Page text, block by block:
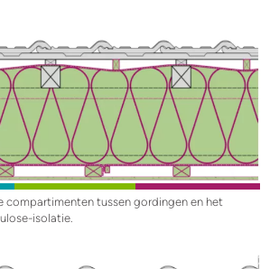
compartimenten tussen gordingen en het
isolatie.